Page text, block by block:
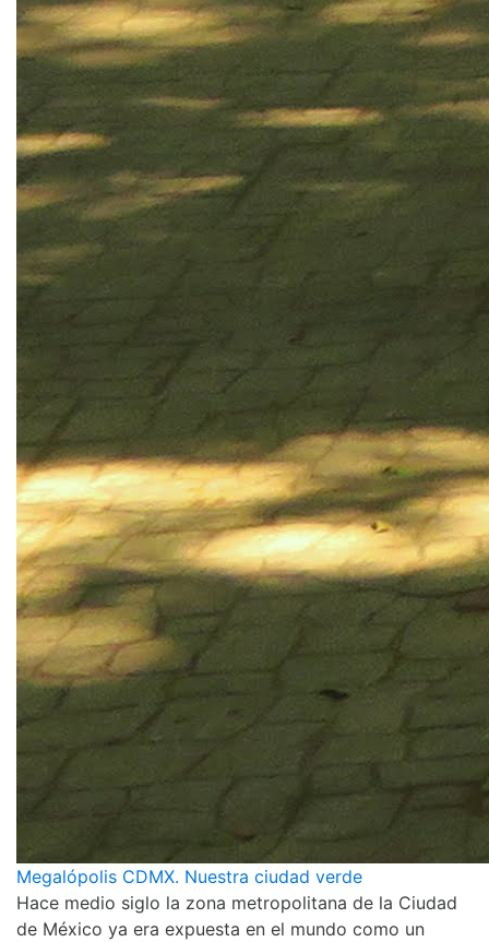
Megalópolis CDMX. Nuestra ciudad verde
Hace medio siglo la zona metropolitana de la Ciudad
de México ya era expuesta en el mundo como un